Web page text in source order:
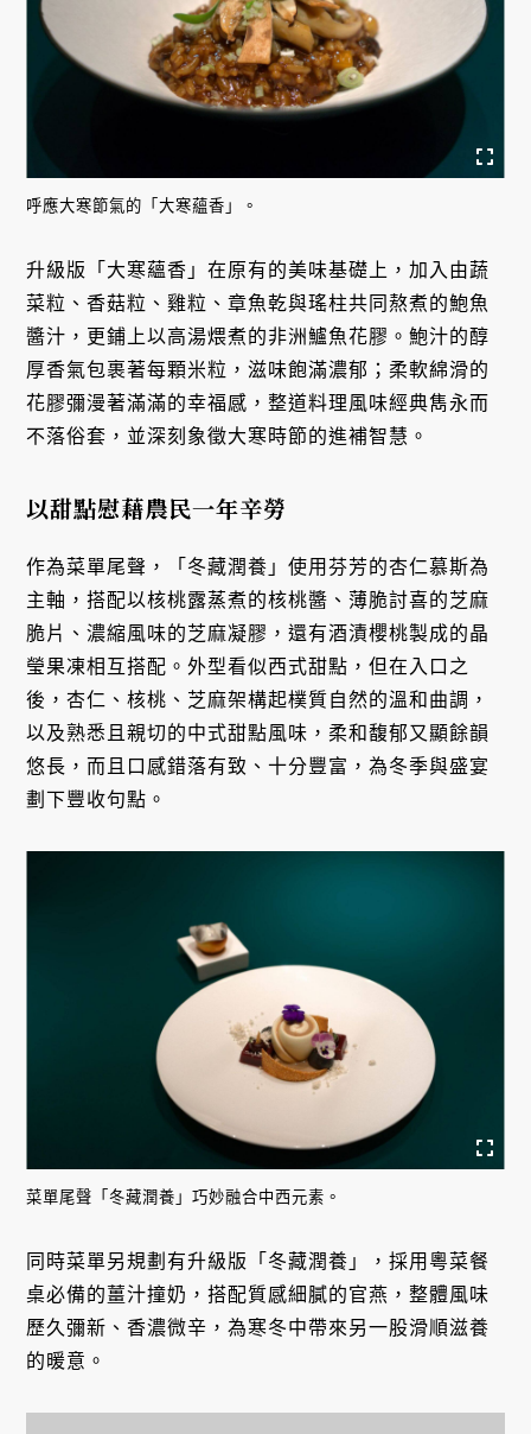
呼應大寒節氣的「大寒蘊香」。
升級版「大寒蘊香」在原有的美味基礎上，加入由蔬
菜粒、香菇粒、雞粒、章魚乾與瑤柱共同熬煮的鮑魚
醬汁，更鋪上以高湯煨煮的非洲鱸魚花膠。鮑汁的醇
厚香氣包裹著每顆米粒，滋味飽滿濃郁；柔軟綿滑的
花膠彌漫著滿滿的幸福感，整道料理風味經典雋永而
不落俗套，並深刻象徵大寒時節的進補智慧。
以甜點慰藉農民一年辛勞
作為菜單尾聲，「冬藏潤養」使用芬芳的杏仁慕斯為
主軸，搭配以核桃露蒸煮的核桃醬、薄脆討喜的芝麻
脆片、濃縮風味的芝麻凝膠，還有酒漬櫻桃製成的晶
瑩果凍相互搭配。外型看似西式甜點，但在入口之
後，杏仁、核桃、芝麻架構起樸質自然的溫和曲調，
以及熟悉且親切的中式甜點風味，柔和馥郁又顯餘韻
悠長，而且口感錯落有致、十分豐富，為冬季與盛宴
劃下豐收句點。
菜單尾聲「冬藏潤養」巧妙融合中西元素。
同時菜單另規劃有升級版「冬藏潤養」，採用粵菜餐
桌必備的薑汁撞奶，搭配質感細膩的官燕，整體風味
歷久彌新、香濃微辛，為寒冬中帶來另一股滑順滋養
的暖意。